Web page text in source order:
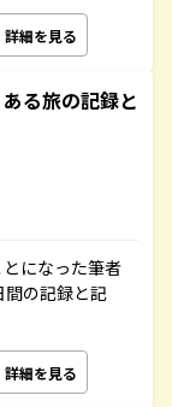
詳細を見る
る旅の記録と
になった筆者
の記録と記
詳細を見る